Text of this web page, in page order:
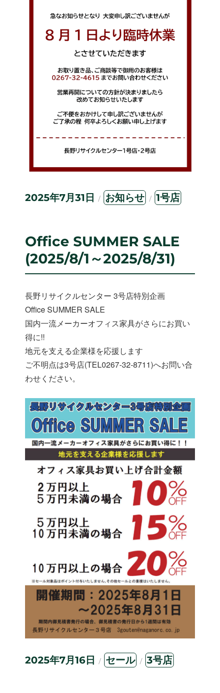
投
2025年7月31日
カ
テ
ー
お知らせ
タ
グ
1号店
Office SUMMER SALE
(2025/8/1～2025/8/31)
長野リサイクルセンター 3号店特別企画
Office SUMMER SALE
国内一流メーカーオフィス家具がさらにお買い
得に!!
地元を支える企業様を応援します
ご不明点は3号店(TEL0267-32-8711)へお問い合
わせください。
投
2025年7月16日
カ
テ
セール
タ
グ
3号店